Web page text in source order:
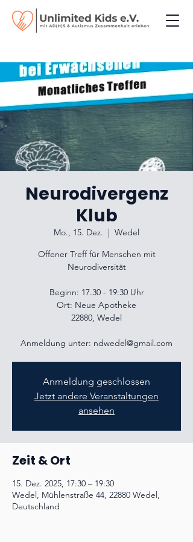
Neurodivergenz
Klub
Mo., 15. Dez.
  |
Wedel
Offener Treff für Menschen mit
Neurodiversität
Beginn: 17.30 - 19:30 Uhr
Ort: Neue Apotheke
22880, Wedel
Anmeldung unter: ndwedel@gmail.com
Anmeldung geschlossen
Jetzt andere Veranstaltungen
ansehen
Zeit & Ort
15. Dez. 2025, 17:30 – 19:30
Wedel, Mühlenstraße 44, 22880 Wedel,
Deutschland